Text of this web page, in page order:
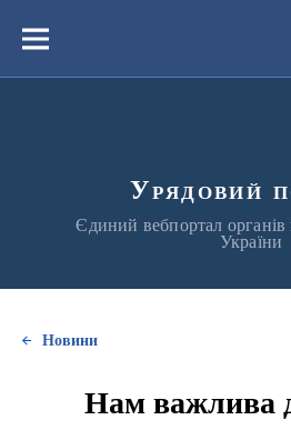
вмістуМеню
Урядовий
Єдиний вебпортал органів
України
Новини
Нам важлива